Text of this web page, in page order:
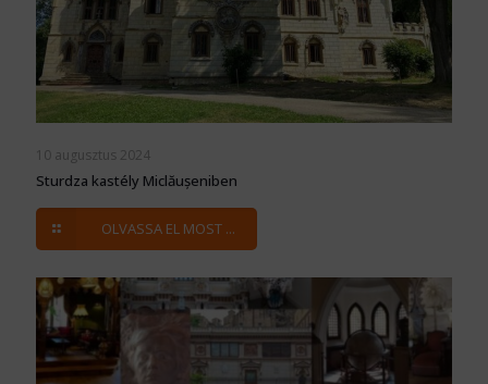
10 augusztus 2024
Sturdza kastély Miclăușeniben
OLVASSA EL MOST ...